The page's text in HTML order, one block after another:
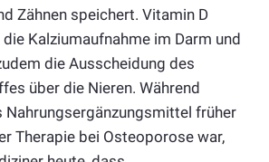
Zähnen speichert. Vitamin D
Kalziumaufnahme im Darm und
die Ausscheidung des
über die Nieren. Während
Nahrungsergänzungsmittel früher
Therapie bei Osteoporose war,